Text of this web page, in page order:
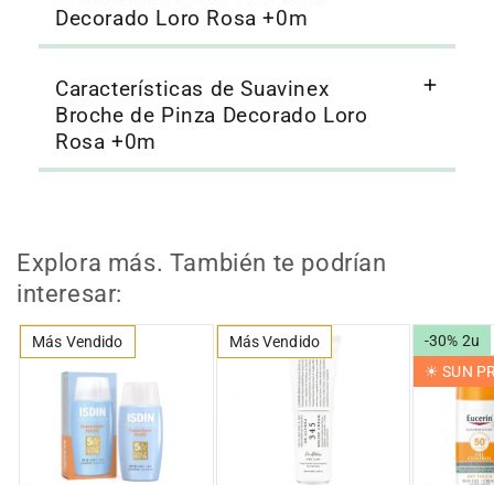
Decorado Loro Rosa +0m
Características de Suavinex
Broche de Pinza Decorado Loro
Rosa +0m
Explora más. También te podrían
interesar:
Más Vendido Más Vendido
-30% 2u
☀︎ SUN